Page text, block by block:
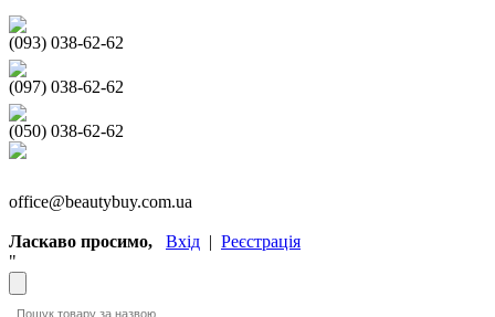
(093) 038-62-62
(097) 038-62-62
(050) 038-62-62
office@beautybuy.com.ua
Ласкаво просимо, Вхід | Реєстрація
"